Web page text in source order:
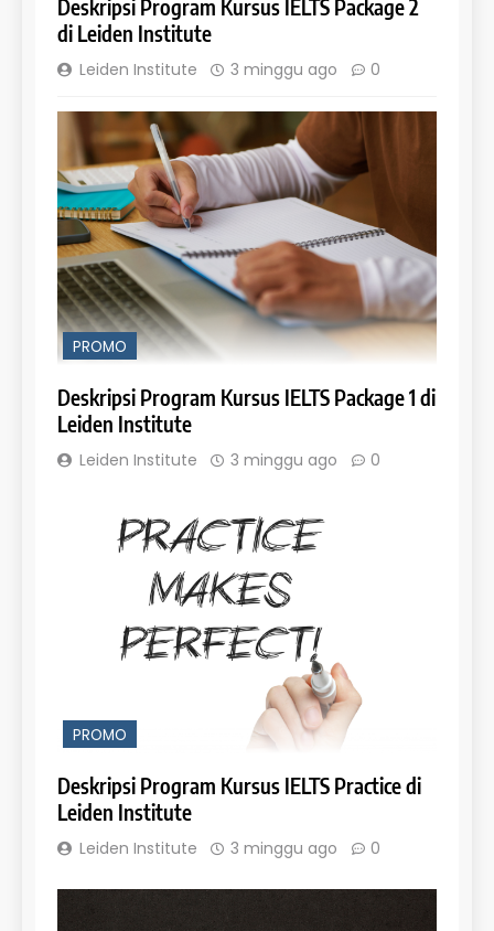
Deskripsi Program Kursus IELTS Package 2
di Leiden Institute
Leiden Institute 3 minggu ago 0
PROMO
Deskripsi Program Kursus IELTS Package 1 di
Leiden Institute
Leiden Institute 3 minggu ago 0
PROMO
Deskripsi Program Kursus IELTS Practice di
Leiden Institute
Leiden Institute 3 minggu ago 0